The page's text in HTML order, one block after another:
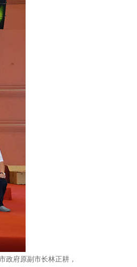
政府原副市长林正耕，